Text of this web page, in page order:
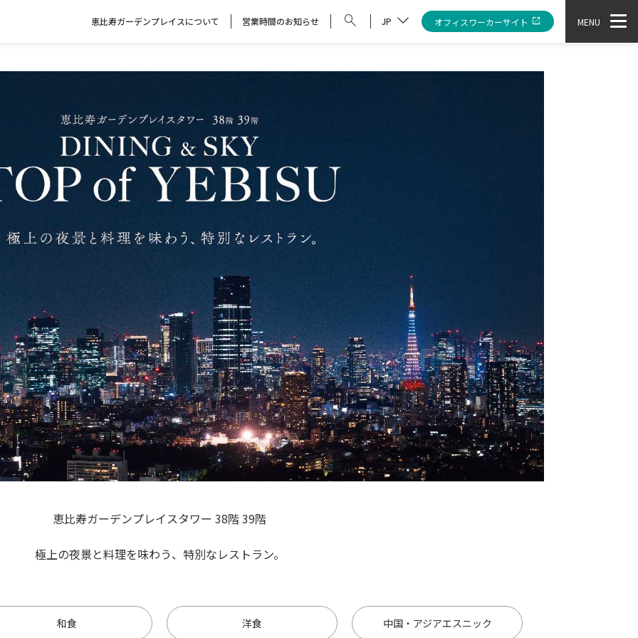
恵比寿ガーデンプレイスについて 営業時間のお知らせ JP オフィスワーカーサイト MENU
恵比寿ガーデンプレイスタワー 38階 39階
極上の夜景と料理を味わう、特別なレストラン。
和食 洋食 中国・ アジアエスニック